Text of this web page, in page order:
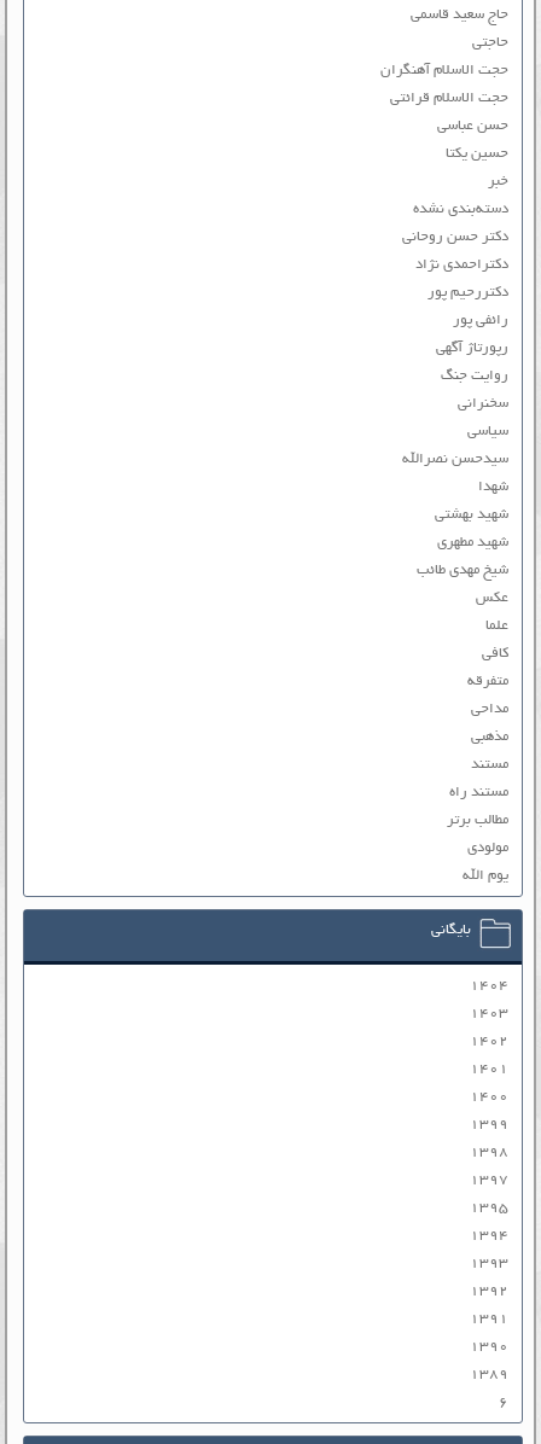
حاج سعید قاسمی
حاجتی
حجت الاسلام آهنگران
حجت الاسلام قرائتی
حسن عباسی
حسین یکتا
خبر
دسته‌بندی نشده
دکتر حسن روحانی
دکتراحمدی نژاد
دکتررحیم پور
رائفی پور
رپورتاژ آگهی
روایت جنگ
سخنرانی
سیاسی
سیدحسن نصرالله
شهدا
شهید بهشتی
شهید مطهری
شیخ مهدی طائب
عکس
علما
کافی
متفرقه
مداحی
مذهبی
مستند
مستند راه
مطالب برتر
مولودی
یوم الله
بایگانی
۱۴۰۴
۱۴۰۳
۱۴۰۲
۱۴۰۱
۱۴۰۰
۱۳۹۹
۱۳۹۸
۱۳۹۷
۱۳۹۵
۱۳۹۴
۱۳۹۳
۱۳۹۲
۱۳۹۱
۱۳۹۰
۱۳۸۹
۶